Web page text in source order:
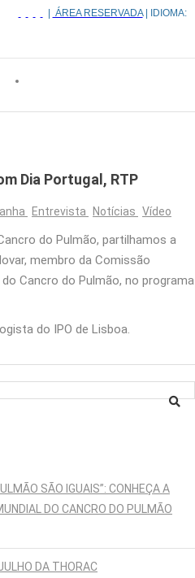
ÁREA RESERVADA| IDIOMA:
Dia Portugal, RTP
Entrevista Notícias Vídeo
do Pulmão, partilhamos a
membro da Comissão
Cancro do Pulmão, no programa
do IPO de Lisboa.
SÃO IGUAIS”: CONHEÇA A
DO CANCRO DO PULMÃO
DA THORAC